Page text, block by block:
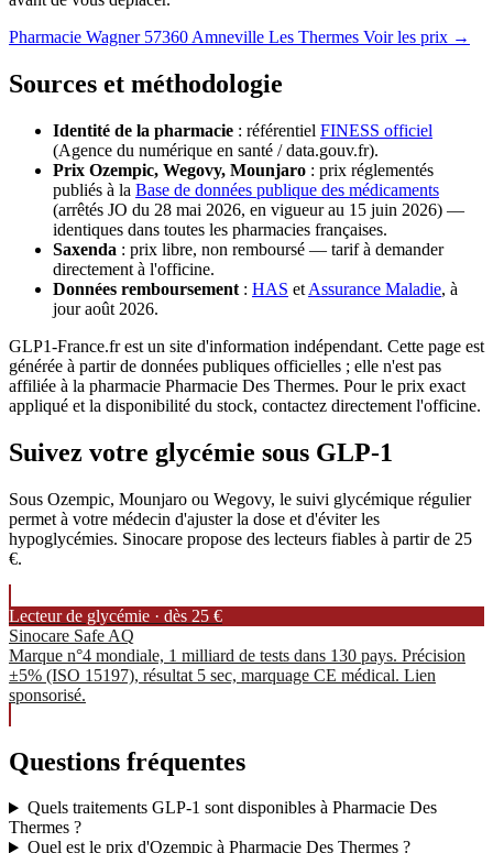
Pharmacie Wagner 57360 Amneville Les Thermes Voir les prix →
Sources et méthodologie
Identité de la pharmacie : référentiel FINESS officiel
(Agence du numérique en santé / data.gouv.fr).
Prix Ozempic, Wegovy, Mounjaro : prix réglementés
publiés à la Base de données publique des médicaments
(arrêtés JO du 28 mai 2026, en vigueur au 15 juin 2026) —
identiques dans toutes les pharmacies françaises.
Saxenda : prix libre, non remboursé — tarif à demander
directement à l'officine.
Données remboursement : HAS et Assurance Maladie, à
jour août 2026.
GLP1-France.fr est un site d'information indépendant. Cette page est
générée à partir de données publiques officielles ; elle n'est pas
affiliée à la pharmacie Pharmacie Des Thermes. Pour le prix exact
appliqué et la disponibilité du stock, contactez directement l'officine.
Suivez votre glycémie sous GLP-1
Sous Ozempic, Mounjaro ou Wegovy, le suivi glycémique régulier
permet à votre médecin d'ajuster la dose et d'éviter les
hypoglycémies. Sinocare propose des lecteurs fiables à partir de 25
€.
Lecteur de glycémie · dès 25 €
Sinocare Safe AQ
Marque n°4 mondiale, 1 milliard de tests dans 130 pays. Précision
±5% (ISO 15197), résultat 5 sec, marquage CE médical. Lien
sponsorisé.
Questions fréquentes
Quels traitements GLP-1 sont disponibles à Pharmacie Des
Thermes ?
Quel est le prix d'Ozempic à Pharmacie Des Thermes ?